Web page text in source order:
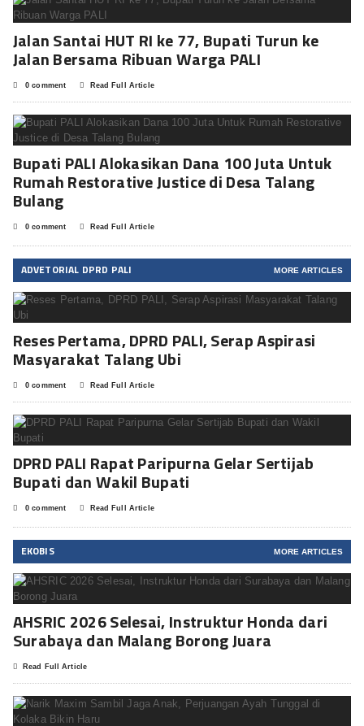
Jalan Santai HUT RI ke 77, Bupati Turun ke
Jalan Bersama Ribuan Warga PALI
0 comment Read Full Article
Bupati PALI Alokasikan Dana 100 Juta Untuk
Rumah Restorative Justice di Desa Talang
Bulang
0 comment Read Full Article
ADVETORIAL DPRD PALI MORE ARTICLES
Reses Pertama, DPRD PALI, Serap Aspirasi
Masyarakat Talang Ubi
0 comment Read Full Article
DPRD PALI Rapat Paripurna Gelar Sertijab
Bupati dan Wakil Bupati
0 comment Read Full Article
EKOBIS MORE ARTICLES
AHSRIC 2026 Selesai, Instruktur Honda dari
Surabaya dan Malang Borong Juara
Read Full Article